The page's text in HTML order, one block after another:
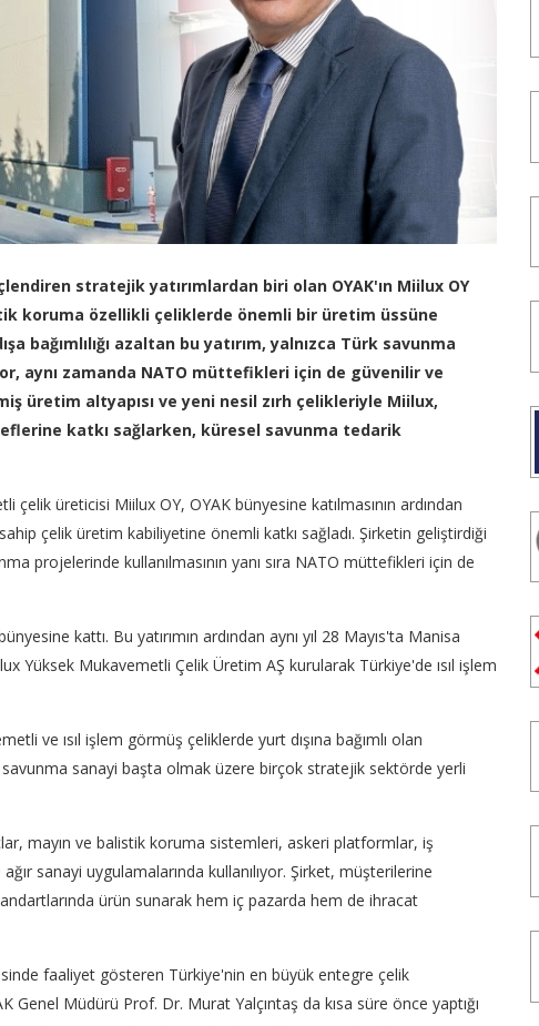
stratejik yatırımlardan biri olan OYAK'ın Miilux OY
koruma özellikli çeliklerde önemli bir üretim üssüne
bağımlılığı azaltan bu yatırım, yalnızca Türk savunma
aynı zamanda NATO müttefikleri için de güvenilir ve
altyapısı ve yeni nesil zırh çelikleriyle Miilux,
katkı sağlarken, küresel savunma tedarik
üreticisi Miilux OY, OYAK bünyesine katılmasının ardından
çelik üretim kabiliyetine önemli katkı sağladı. Şirketin geliştirdiği
projelerinde kullanılmasının yanı sıra NATO müttefikleri için de
kattı. Bu yatırımın ardından aynı yıl 28 Mayıs'ta Manisa
Yüksek Mukavemetli Çelik Üretim AŞ kurularak Türkiye'de ısıl işlem
ve ısıl işlem görmüş çeliklerde yurt dışına bağımlı olan
sanayi başta olmak üzere birçok stratejik sektörde yerli
mayın ve balistik koruma sistemleri, askeri platformlar, iş
sanayi uygulamalarında kullanılıyor. Şirket, müşterilerine
ürün sunarak hem iç pazarda hem de ihracat
faaliyet gösteren Türkiye'nin en büyük entegre çelik
Müdürü Prof. Dr. Murat Yalçıntaş da kısa süre önce yaptığı